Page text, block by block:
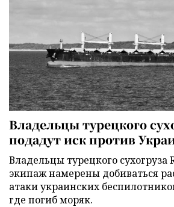
Владельцы турецкого
подадут иск против
Владельцы турецкого сухогруза
экипаж намерены добиваться
атаки украинских
где погиб моряк.